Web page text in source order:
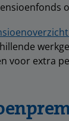
voor extra